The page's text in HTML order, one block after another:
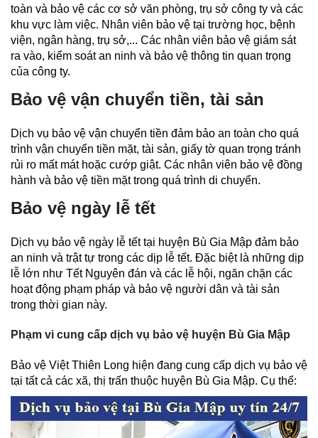
toàn và bảo vệ các cơ sở văn phòng, trụ sở công ty và các
khu vực làm việc. Nhân viên bảo vệ tại trường học, bệnh
viện, ngân hàng, trụ sở,... Các nhân viên bảo vệ giám sát
ra vào, kiểm soát an ninh và bảo vệ thông tin quan trọng
của công ty.
Bảo vệ vận chuyển tiền, tài sản
Dịch vụ bảo vệ vận chuyển tiền đảm bảo an toàn cho quá
trình vận chuyển tiền mặt, tài sản, giấy tờ quan trọng tránh
rủi ro mất mát hoặc cướp giật. Các nhân viên bảo vệ đồng
hành và bảo vệ tiền mặt trong quá trình di chuyển.
Bảo vệ ngày lễ tết
Dịch vụ bảo vệ ngày lễ tết tại huyện Bù Gia Mập đảm bảo
an ninh và trật tự trong các dịp lễ tết. Đặc biệt là những dịp
lễ lớn như Tết Nguyên đán và các lễ hội, ngăn chặn các
hoạt động phạm pháp và bảo vệ người dân và tài sản
trong thời gian này.
Phạm vi cung cấp dịch vụ bảo vệ huyện Bù Gia Mập
Bảo vệ Việt Thiên Long hiện đang cung cấp dịch vụ bảo vệ
tại tất cả các xã, thị trấn thuộc huyện Bù Gia Mập. Cụ thể: